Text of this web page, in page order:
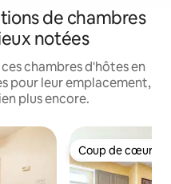
de chambres
notées
chambres d'hôtes en
pour leur emplacement,
plus encore.
Coup de cœur
Coup de cœur